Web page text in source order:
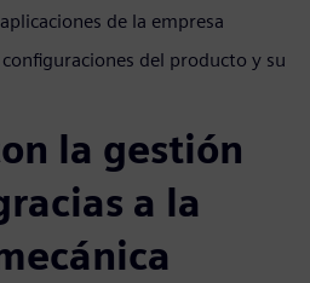
de la empresa
del producto y su
la gestión
a la